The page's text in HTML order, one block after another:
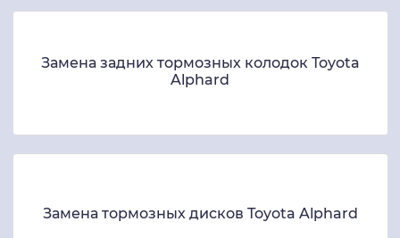
Замена задних тормозных колодок Toyota
Alphard
Замена тормозных дисков Toyota Alphard